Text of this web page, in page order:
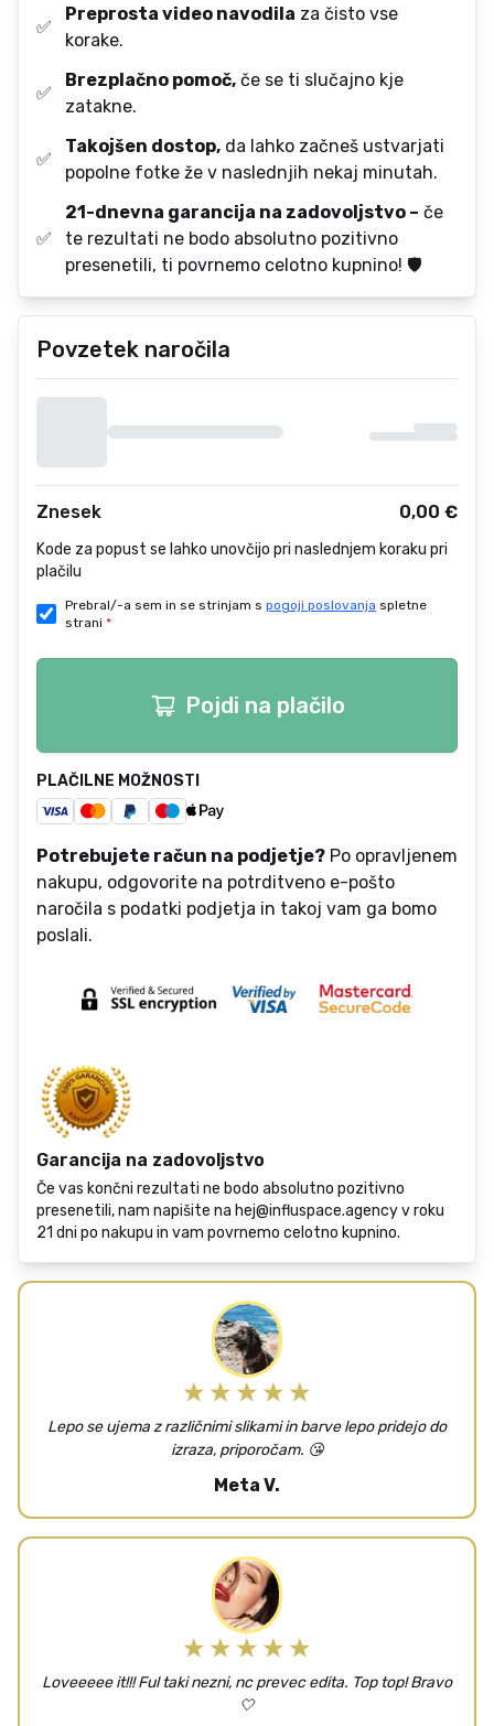
✅
Preprosta video navodila za čisto vse
korake.
✅
Brezplačno pomoč, če se ti slučajno kje
zatakne.
✅
Takojšen dostop, da lahko začneš ustvarjati
popolne fotke že v naslednjih nekaj minutah.
✅
21-dnevna garancija na zadovoljstvo – če
te rezultati ne bodo absolutno pozitivno
presenetili, ti povrnemo celotno kupnino! 🛡️
Povzetek naročila
Znesek 0,00 €
Kode za popust se lahko unovčijo pri naslednjem koraku pri
plačilu
Prebral/-a sem in se strinjam s pogoji poslovanja spletne
strani *
Pojdi na plačilo
PLAČILNE MOŽNOSTI
Potrebujete račun na podjetje? Po opravljenem
nakupu, odgovorite na potrditveno e-pošto
naročila s podatki podjetja in takoj vam ga bomo
poslali.
Garancija na zadovoljstvo
Če vas končni rezultati ne bodo absolutno pozitivno
presenetili, nam napišite na hej@influspace.agency v roku
21 dni po nakupu in vam povrnemo celotno kupnino.
Lepo se ujema z različnimi slikami in barve lepo pridejo do
izraza, priporočam. 😘
Meta V.
Loveeeee it!!! Ful taki nezni, nc prevec edita. Top top! Bravo
🤍